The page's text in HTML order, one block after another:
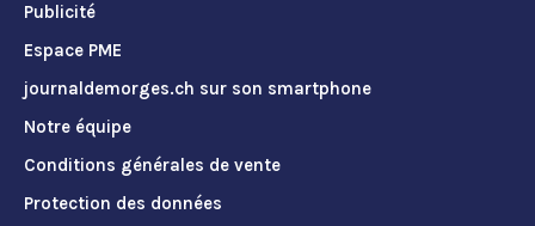
Publicité
Espace PME
journaldemorges.ch sur son smartphone
Notre équipe
Conditions générales de vente
Protection des données